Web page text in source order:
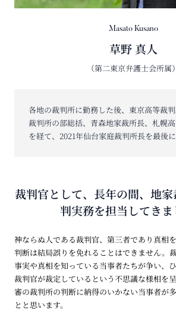
Masato Kusano
草野 真人
（第二東京弁護士会所属）
各地の裁判所に勤務した後、東京高等裁
裁判所の部総括、青森地家裁所長、札幌
を経て、2021年仙台家庭裁判所長を最後に
裁判官として、長年の間、地
判実務を担当してきま
神ならぬ人である裁判官、第三者であり真相
判断は結局誤りを免れることはできません。
事実や真相を知っている当事者たちが争い、
裁判官が裁定しているという不思議な様相を
審の裁判所の判断に納得のいかない当事者が
とと思います。